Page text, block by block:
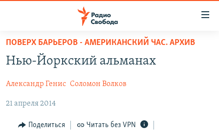
упрощенного
доступа
содержанию
Вернутся
ПРОГРАММЫ
АВТОРСКИЕ ПРОЕКТЫ
ЦИТАТЫ СВОБОДЫ
МНЕНИЯ
ПОВЕРХ БАРЬЕРОВ - АМЕРИКАНСКИЙ ЧАС. АРХИВ
Нью-Йоркский альманах
Александр Генис Соломон Волков
21 апреля 2014
Поделиться Читать без VPN